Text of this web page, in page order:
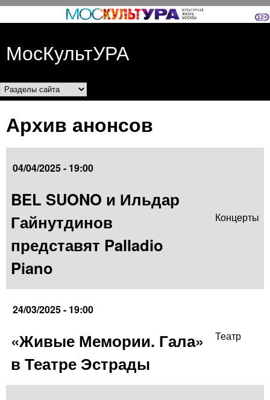
Перейти к основному
МосКультУРА
Разделы сайта
Архив анонсов
04/04/2025 - 19:00
BEL SUONO и Ильдар
Гайнутдинов
представят Palladio
Piano
Концерты
24/03/2025 - 19:00
«Живые Мемории. Гала»
в Театре Эстрады
Театр